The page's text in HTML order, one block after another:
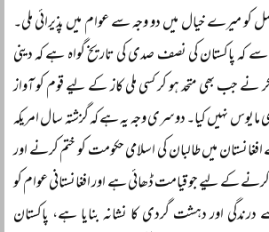
کو میرے خیال میں دو وجہ سے عوام میں پذیرائی ملی۔
کہ پاکستان کی نصف صدی کی تاریخ گواہ ہے کہ دینی
نے جب بھی متحد ہو کر کسی ملی کاز کے لیے قوم کو آواز
نہیں کیا۔ دوسری وجہ یہ ہے کہ گزشتہ سال امریکہ
میں طالبان کی اسلامی حکومت کو ختم کرنے اور
کے لیے جو قیامت ڈھائی ہے اور افغانستانی عوام کو
اور دہشت گردی کا نشانہ بنایا ہے، پاکستان